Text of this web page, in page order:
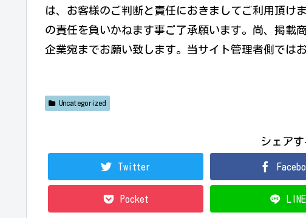
は、お客様のご判断と責任におきましてご利用頂け
の責任を負いかねます事ご了承願います。尚、掲載
企業宛までお願い致します。当サイト管理者側では
Uncategorized
シェアす
Twitter
Pocket LINE